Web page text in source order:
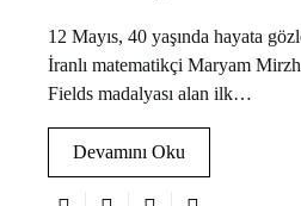
12 Mayıs, 40 yaşında hayata
İranlı matematikçi Maryam
Fields madalyası alan ilk…
Devamını Oku